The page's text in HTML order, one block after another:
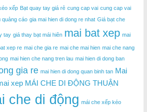
xếp Bạt quay tay giá rẻ cung cap vai cung cap vai
quảng cáo gia mai hien di dong re nhat Giá bạt che
tay giá thay bạt mái hiên mai bat xep mai
xep re mai che gia re mai che mai hien mai che nang
mai hien che nang tren lau mai hien di dong ban
gia re mai hien di dong quan binh tan Mai
xep MÁI CHE DI ĐỘNG THUẬN
che di động mái che xếp kéo